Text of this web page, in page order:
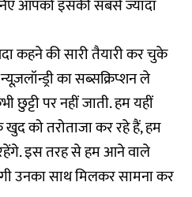
आपको इसकी सबसे ज्यादा
कहने की सारी तैयारी कर चुके
का सब्सक्रिप्शन ले
छुट्टी पर नहीं जाती. हम यहीं
को तरोताजा कर रहे हैं, हम
इस तरह से हम आने वाले
उनका साथ मिलकर सामना कर